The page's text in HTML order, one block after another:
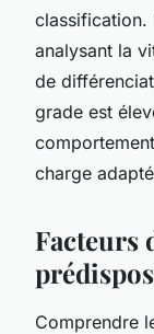
classification.
analysant la
de
grade est
charge
Facteurs
Comprendre